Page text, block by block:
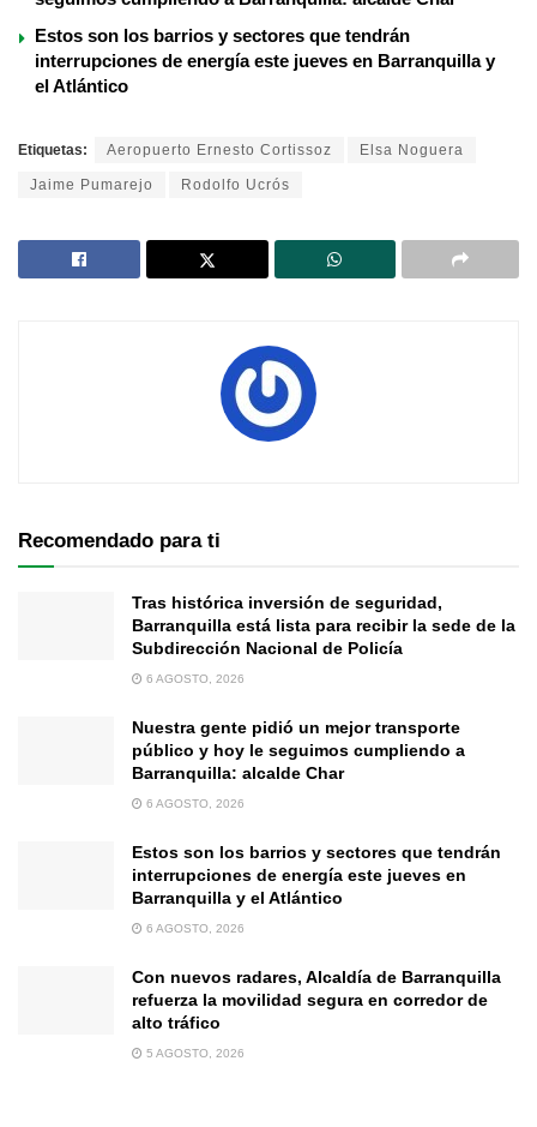
Estos son los barrios y sectores que tendrán
interrupciones de energía este jueves en Barranquilla y
el Atlántico
Etiquetas: Aeropuerto Ernesto Cortissoz Elsa Noguera
Jaime Pumarejo Rodolfo Ucrós
Recomendado para ti
Tras histórica inversión de seguridad,
Barranquilla está lista para recibir la sede de la
Subdirección Nacional de Policía
6 AGOSTO, 2026
Nuestra gente pidió un mejor transporte
público y hoy le seguimos cumpliendo a
Barranquilla: alcalde Char
6 AGOSTO, 2026
Estos son los barrios y sectores que tendrán
interrupciones de energía este jueves en
Barranquilla y el Atlántico
6 AGOSTO, 2026
Con nuevos radares, Alcaldía de Barranquilla
refuerza la movilidad segura en corredor de
alto tráfico
5 AGOSTO, 2026